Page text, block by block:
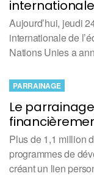
Aujourd’hui, jeudi
internationale de
Nations Unies a
Le
PARRAINAGE
Plus de 1,1 million
programmes de
créant un lien